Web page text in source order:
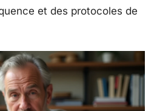
et des protocoles de